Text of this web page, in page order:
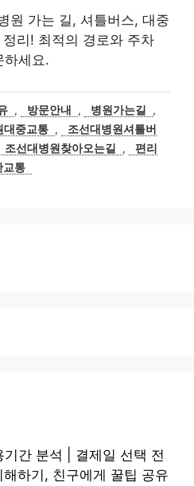
원 가는 길, 셔틀버스, 대중
리! 최적의 경로와 주차
하세요.
, 방문안내 , 병원가는길
,
대중교통 ,
조선대병원셔틀버
조선대병원찾아오는길 ,
편리
교통
간 분석 | 결제일 선택 전
하기, 친구에게 꿀팁 공유